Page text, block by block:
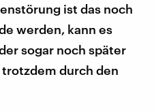
ist das noch
werden, kann es
sogar noch später
durch den